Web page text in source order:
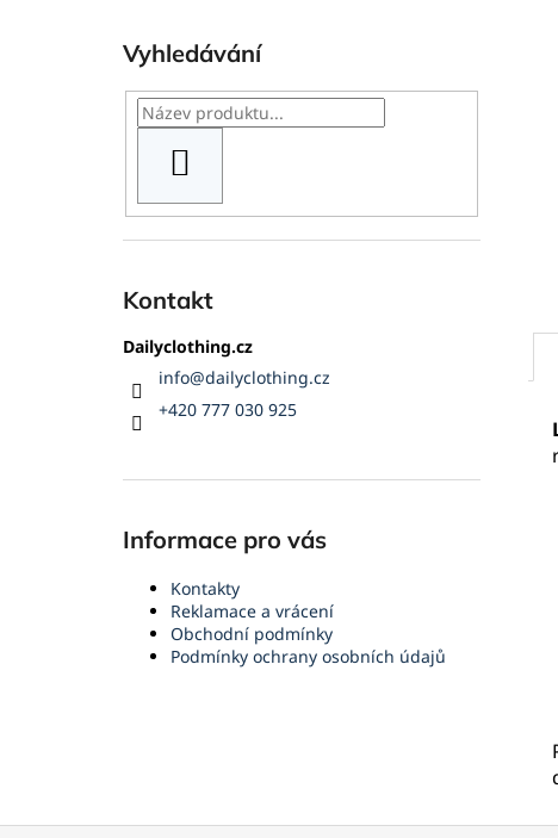
Vyhledávání
Kontakt
Dailyclothing.cz
info@dailyclothing.cz
+420 777 030 925
Informace pro vás
Kontakty
Reklamace a vrácení
Obchodní podmínky
Podmínky ochrany osobních údajů